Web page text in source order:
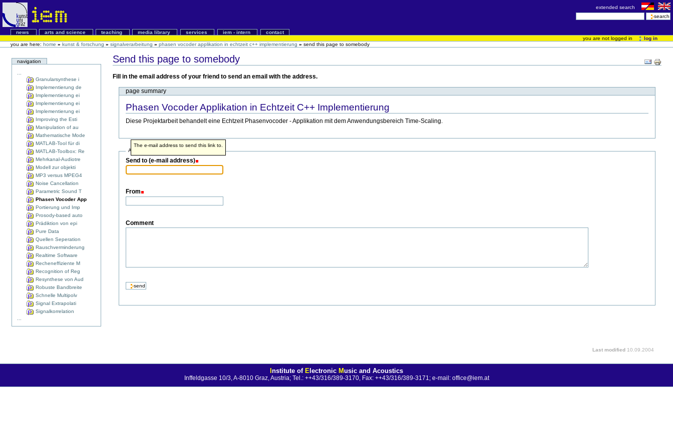
extended search
news arts and science teaching media library services iem - intern
contact
you are not logged in
log in
you are here: home » kunst & forschung » signalverarbeitung » phasen vocoder applikation in echtzeit c++ implementierung » send this page to somebody
navigation
Granularsynthese i
Implementierung de
Implementierung ei
Implementierung ei
Implementierung ei
Improving the Esti
Manipulation of au
Mathematische Mode
MATLAB-Tool für di
MATLAB-Toolbox: Re
Mehrkanal-Audiotre
Modell zur objekti
MP3 versus MPEG4
Noise Cancellation
Parametric Sound T
Phasen Vocoder App
Portierung und Imp
Prosody-based auto
Prädiktion von epi
Pure Data
Quellen Seperation
Rauschverminderung
Realtime Software
Recheneffiziente M
Recognition of Reg
Resynthese von Aud
Robuste Bandbreite
Schnelle Multipolv
Signal Extrapolati
Signalkorrelation
Send this page to somebody
Fill in the email address of your friend to send an email with the address.
page summary
Phasen Vocoder Applikation in Echtzeit C++ Implementierung
Diese Projektarbeit behandelt eine Echtzeit Phasenvocoder - Applikation mit dem Anwendungsbereich Time-Scaling.
Address info
Send to (e-mail address)
The e-mail address to send this link to.
From
Comment
Last modified 10.09.2004
Institute of Electronic Music and Acoustics
Inffeldgasse 10/3, A-8010 Graz, Austria; Tel.: ++43/316/389-3170, Fax: ++43/316/389-3171; e-mail: office@iem.at